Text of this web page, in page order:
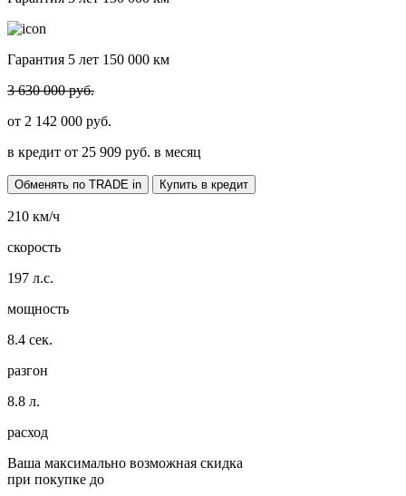
Гарантия 5 лет 150 000 км
3 630 000 руб.
от 2 142 000 руб.
в кредит от 25 909 руб. в месяц
Обменять по TRADE in Купить в кредит
210 км/ч
скорость
197 л.с.
мощность
8.4 сек.
разгон
8.8 л.
расход
Ваша максимально возможная скидка
при покупке до